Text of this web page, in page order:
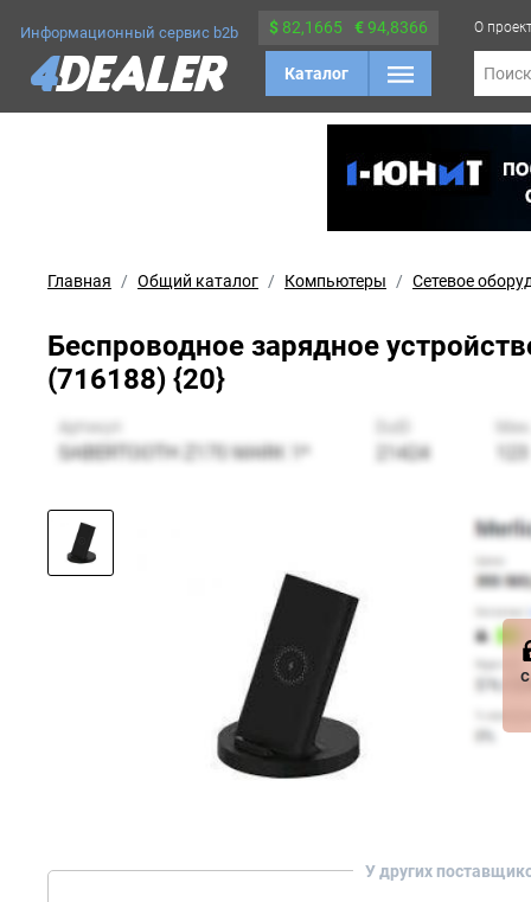
Информационный сервис b2b $ 82,1665 €94,8366
Каталог
О
Поиск
Главная Общий каталог Компьютеры Сетевое
Беспроводное зарядное
(716188) {20}
У других